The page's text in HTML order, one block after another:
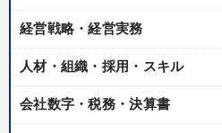
キーワード
DX コロナ禍対策 ベンチャー
金融 通販
経営戦略・経営実務
人材・組織・採用・スキル
会社数字・税務・決算書